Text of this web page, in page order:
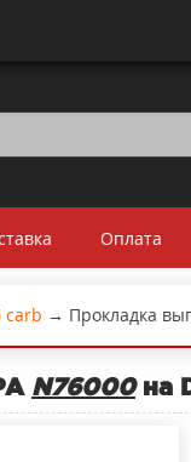
Оплата
carb → Прокладка
N76000на